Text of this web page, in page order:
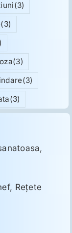
(3)
(3)
(3)
(3)
(3)
Reţete